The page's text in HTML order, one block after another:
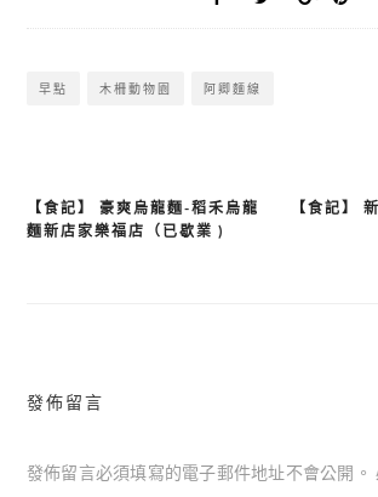
早點 木柵動物園 阿卿麵線
文
【食記】 豪爽烏龍麵-稻禾烏龍
麵新店家樂福店（已歇業 )
【食記】
發佈留言
發佈留言必須填寫的電子郵件地址不會公開。